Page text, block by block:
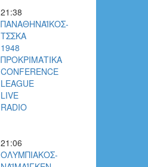
21:38
ΠΑΝΑΘΗΝΑΪΚΟΣ-
ΤΣΣΚΑ
1948
ΠΡΟΚΡΙΜΑΤΙΚΑ
CONFERENCE
LEAGUE
LIVE
RADIO
21:06
ΟΛΥΜΠΙΑΚΟΣ-